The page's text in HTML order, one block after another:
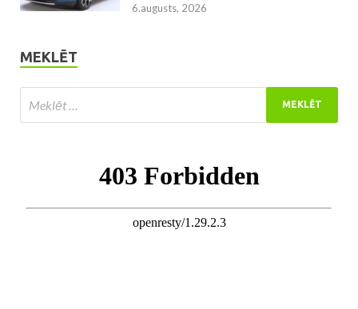
6.augusts, 2026
MEKLĒT